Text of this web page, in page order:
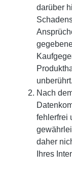
darüber
unberührt.
Nach
fehlerfrei
daher
Ihres